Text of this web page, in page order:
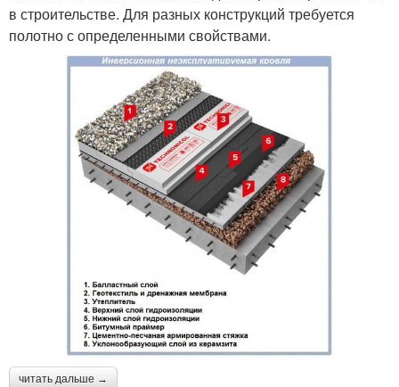
в строительстве. Для разных конструкций требуется
полотно с определенными свойствами.
читать дальше →